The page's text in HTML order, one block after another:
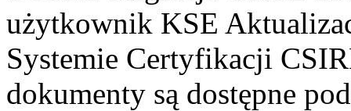
użytkownik KSE
Systemie Certyfikacji
dokumenty są dostępne